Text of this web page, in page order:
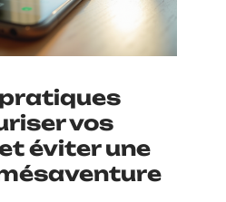
vos
éviter une